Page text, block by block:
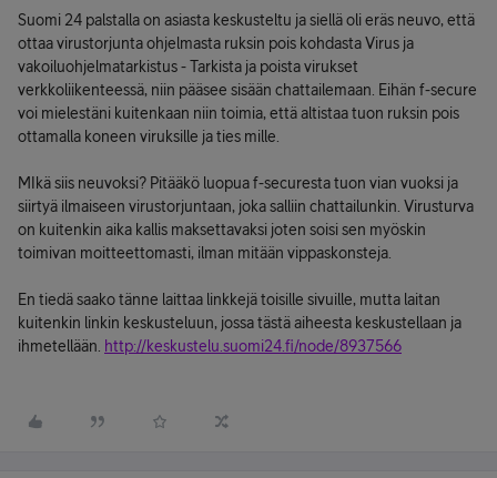
Suomi 24 palstalla on asiasta keskusteltu ja siellä oli eräs neuvo, että
ottaa virustorjunta ohjelmasta ruksin pois kohdasta Virus ja
vakoiluohjelmatarkistus - Tarkista ja poista virukset
verkkoliikenteessä, niin pääsee sisään chattailemaan. Eihän f-secure
voi mielestäni kuitenkaan niin toimia, että altistaa tuon ruksin pois
ottamalla koneen viruksille ja ties mille.
MIkä siis neuvoksi? Pitääkö luopua f-securesta tuon vian vuoksi ja
siirtyä ilmaiseen virustorjuntaan, joka salliin chattailunkin. Virusturva
on kuitenkin aika kallis maksettavaksi joten soisi sen myöskin
toimivan moitteettomasti, ilman mitään vippaskonsteja.
En tiedä saako tänne laittaa linkkejä toisille sivuille, mutta laitan
kuitenkin linkin keskusteluun, jossa tästä aiheesta keskustellaan ja
ihmetellään. http://keskustelu.suomi24.fi/node/8937566